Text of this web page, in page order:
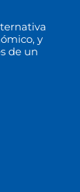
y
de un